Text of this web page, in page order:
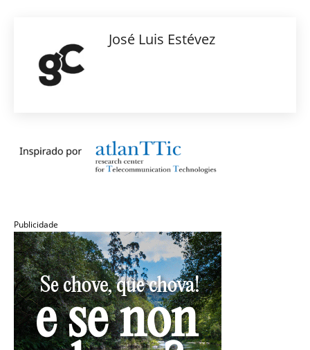
José Luis Estévez
Publicidade